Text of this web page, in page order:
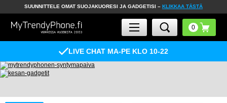
SUUNNITTELE OMAT SUOJAKUORESI JA GADGETISI – KLIKKAA TÄSTÄ
LIVE CHAT MA-PE KLO 10-22